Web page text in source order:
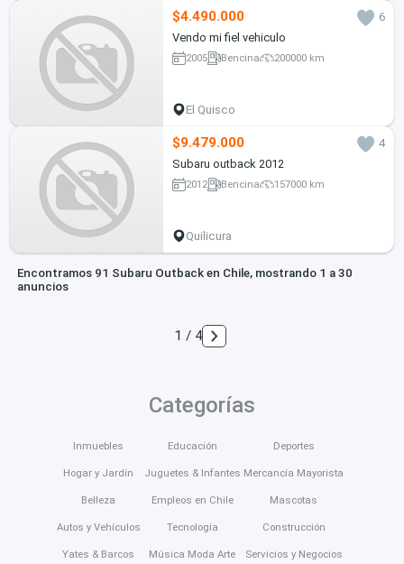
$4.490.000
6
Vendo mi fiel vehiculo
2005 Bencina 200000 km
El Quisco
$9.479.000
4
Subaru outback 2012
2012 Bencina 157000 km
Quilicura
Encontramos 91 Subaru Outback en Chile, mostrando 1 a 30
anuncios
1 / 4
Categorías
Inmuebles
Hogar y Jardín
Belleza
Autos y Vehículos
Yates & Barcos
Educación
Juguetes & Infantes
Empleos en Chile
Tecnología
Música Moda Arte
Deportes
Mercancía Mayorista
Mascotas
Construcción
Servicios y Negocios